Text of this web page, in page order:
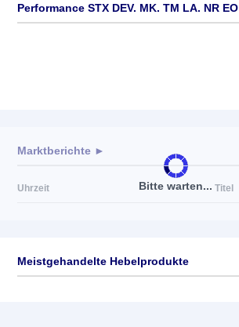
Performance STX DEV. MK. TM LA. NR EO
Bitte warten...
Marktberichte ►
Uhrzeit Titel
Meistgehandelte Hebelprodukte